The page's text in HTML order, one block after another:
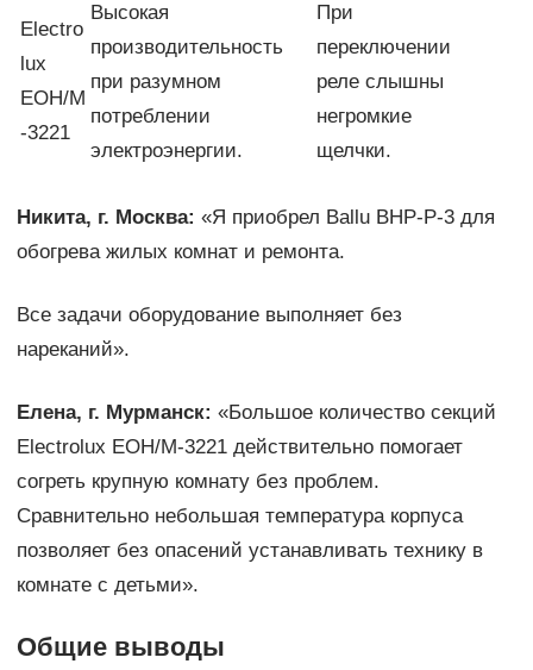
Electro
lux
EOH/M
-3221
Высокая
производительность
при разумном
потреблении
электроэнергии.
При
переключении
реле слышны
негромкие
щелчки.
Никита, г. Москва: «Я приобрел Ballu BHP-P-3 для
обогрева жилых комнат и ремонта.
Все задачи оборудование выполняет без
нареканий».
Елена, г. Мурманск: «Большое количество секций
Electrolux EOH/M-3221 действительно помогает
согреть крупную комнату без проблем.
Сравнительно небольшая температура корпуса
позволяет без опасений устанавливать технику в
комнате с детьми».
Общие выводы